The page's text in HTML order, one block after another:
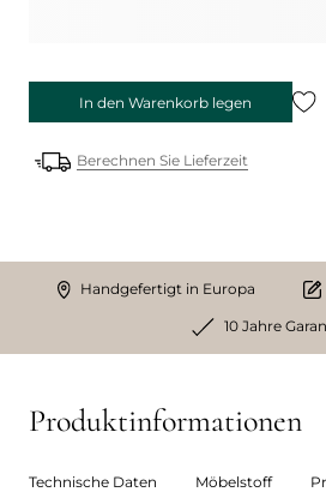
In den Warenkorb legen
Berechnen Sie Lieferzeit
Handgefertigt in Europa
10 Jahre
Produktinformationen
Technische Daten Möbelstoff